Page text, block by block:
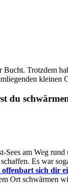
Trotzdem
kleinen
du
am Weg
Es war
offenbart sich dir
Ort schwärmen